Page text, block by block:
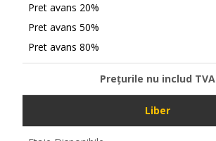
Pret avans 20%
Pret avans 50%
Pret avans 80%
Prețurile nu includ TVA
Liber